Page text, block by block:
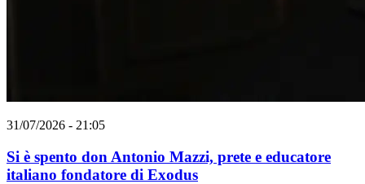
31/07/2026 - 21:05
Si è spento don Antonio Mazzi, prete e educatore
italiano fondatore di Exodus